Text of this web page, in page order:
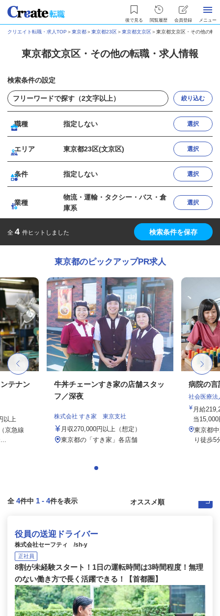
後で見る 閲覧履歴 会員登録 メニュー
クリエイト転職・求人TOP ＞東京都＞東京都23区＞東京都文京区＞東京都文京区・その他の転
東京都文京区・その他の転職・求人情報
検索条件の設定
絞り込む
職種 指定しない 選択
エリア 東京都23区(文京区) 選択
条件 指定しない 選択
業種
物流・運輸・タクシー・バス・倉
庫系
選択
全 4 件ヒットしました 検索条件を保存
東京都のピックアップPR求人
テナン
以上
京急線
牛丼チェーンすき家の店舗スタッ
フ／深夜
株式会社 すき家 東京支社
月収270,000円以上（想定）
東京都の「すき家」各店舗
病院の言
社会医療
月給
当
東京都
り徒歩5
全 4件中 1 - 4件を表示
役員の送迎ドライバー
株式会社セーフティ /sh-y
正社員
8割が未経験スタート！1日の運転時間は3時間程度！無理
のない働き方で長く活躍できる！【首都圏】